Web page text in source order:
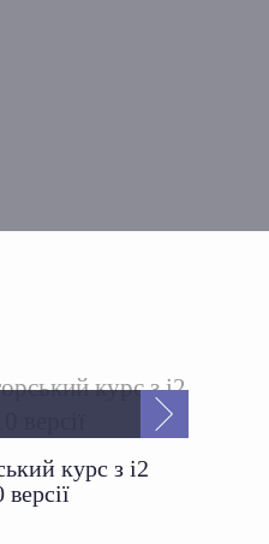
курс з i2